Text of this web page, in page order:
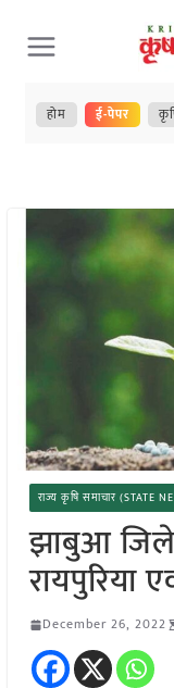
Skip
to
content
होम ई-पेपर
राज्य कृषि समाचार (STATE
झाबुआ जिले
रायपुरिया
December 26, 2022